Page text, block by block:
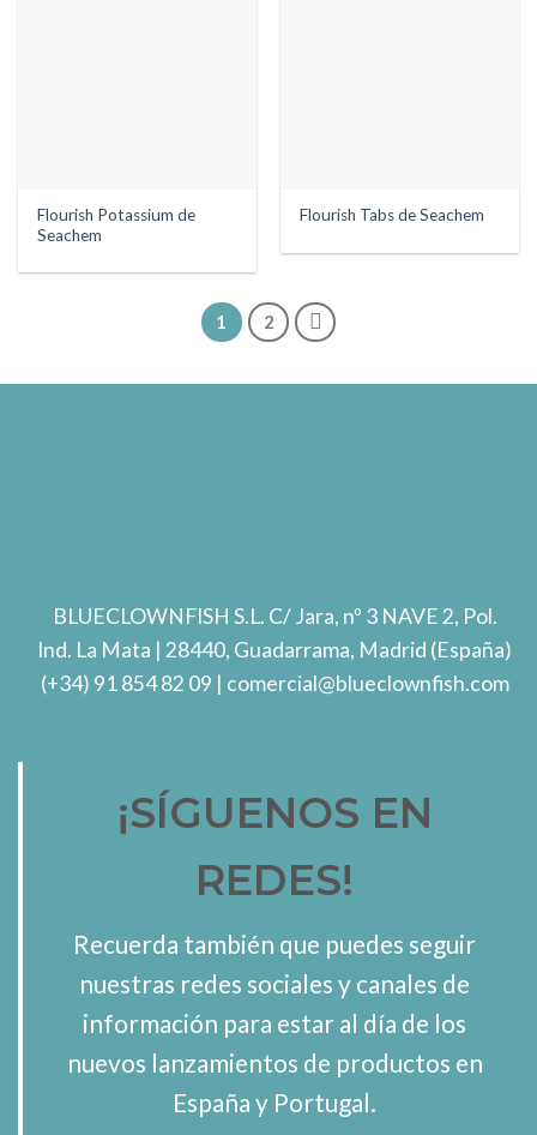
Flourish Potassium de
Seachem
Flourish Tabs de Seachem
1 2
BLUECLOWNFISH S.L. C/ Jara, nº 3 NAVE 2, Pol.
Ind. La Mata | 28440, Guadarrama, Madrid (España)
(+34) 91 854 82 09 | comercial@blueclownfish.com
¡SÍGUENOS EN
REDES!
Recuerda también que puedes seguir
nuestras redes sociales y canales de
información para estar al día de los
nuevos lanzamientos de productos en
España y Portugal.